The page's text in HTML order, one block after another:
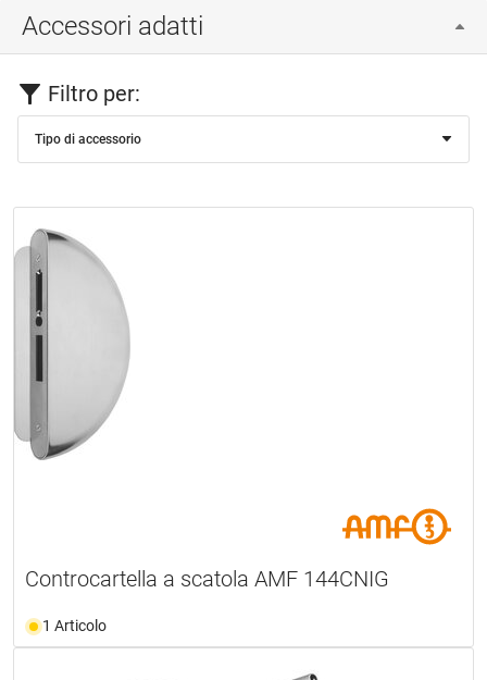
Accessori adatti
Filtro per:
Tipo di accessorio
Controcartella a scatola AMF 144CNIG
1 Articolo